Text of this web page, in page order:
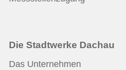
Die Stadtwerke Dachau
Das Unternehmen